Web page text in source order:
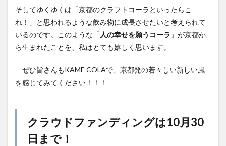
そしてゆくゆくは「京都のクラフトコーラといったらこ
れ！」と思われるような飲み物に成長させたいと考えられて
いるのです。このような「 人の幸せを願うコーラ 」が京都か
ら生まれたことを、私はとても嬉しく思います。
ぜひ皆さんもKAME COLAで、京都発の若々しい新しい風
を感じてみてください！！！
クラウドファンディングは10月30
日まで！